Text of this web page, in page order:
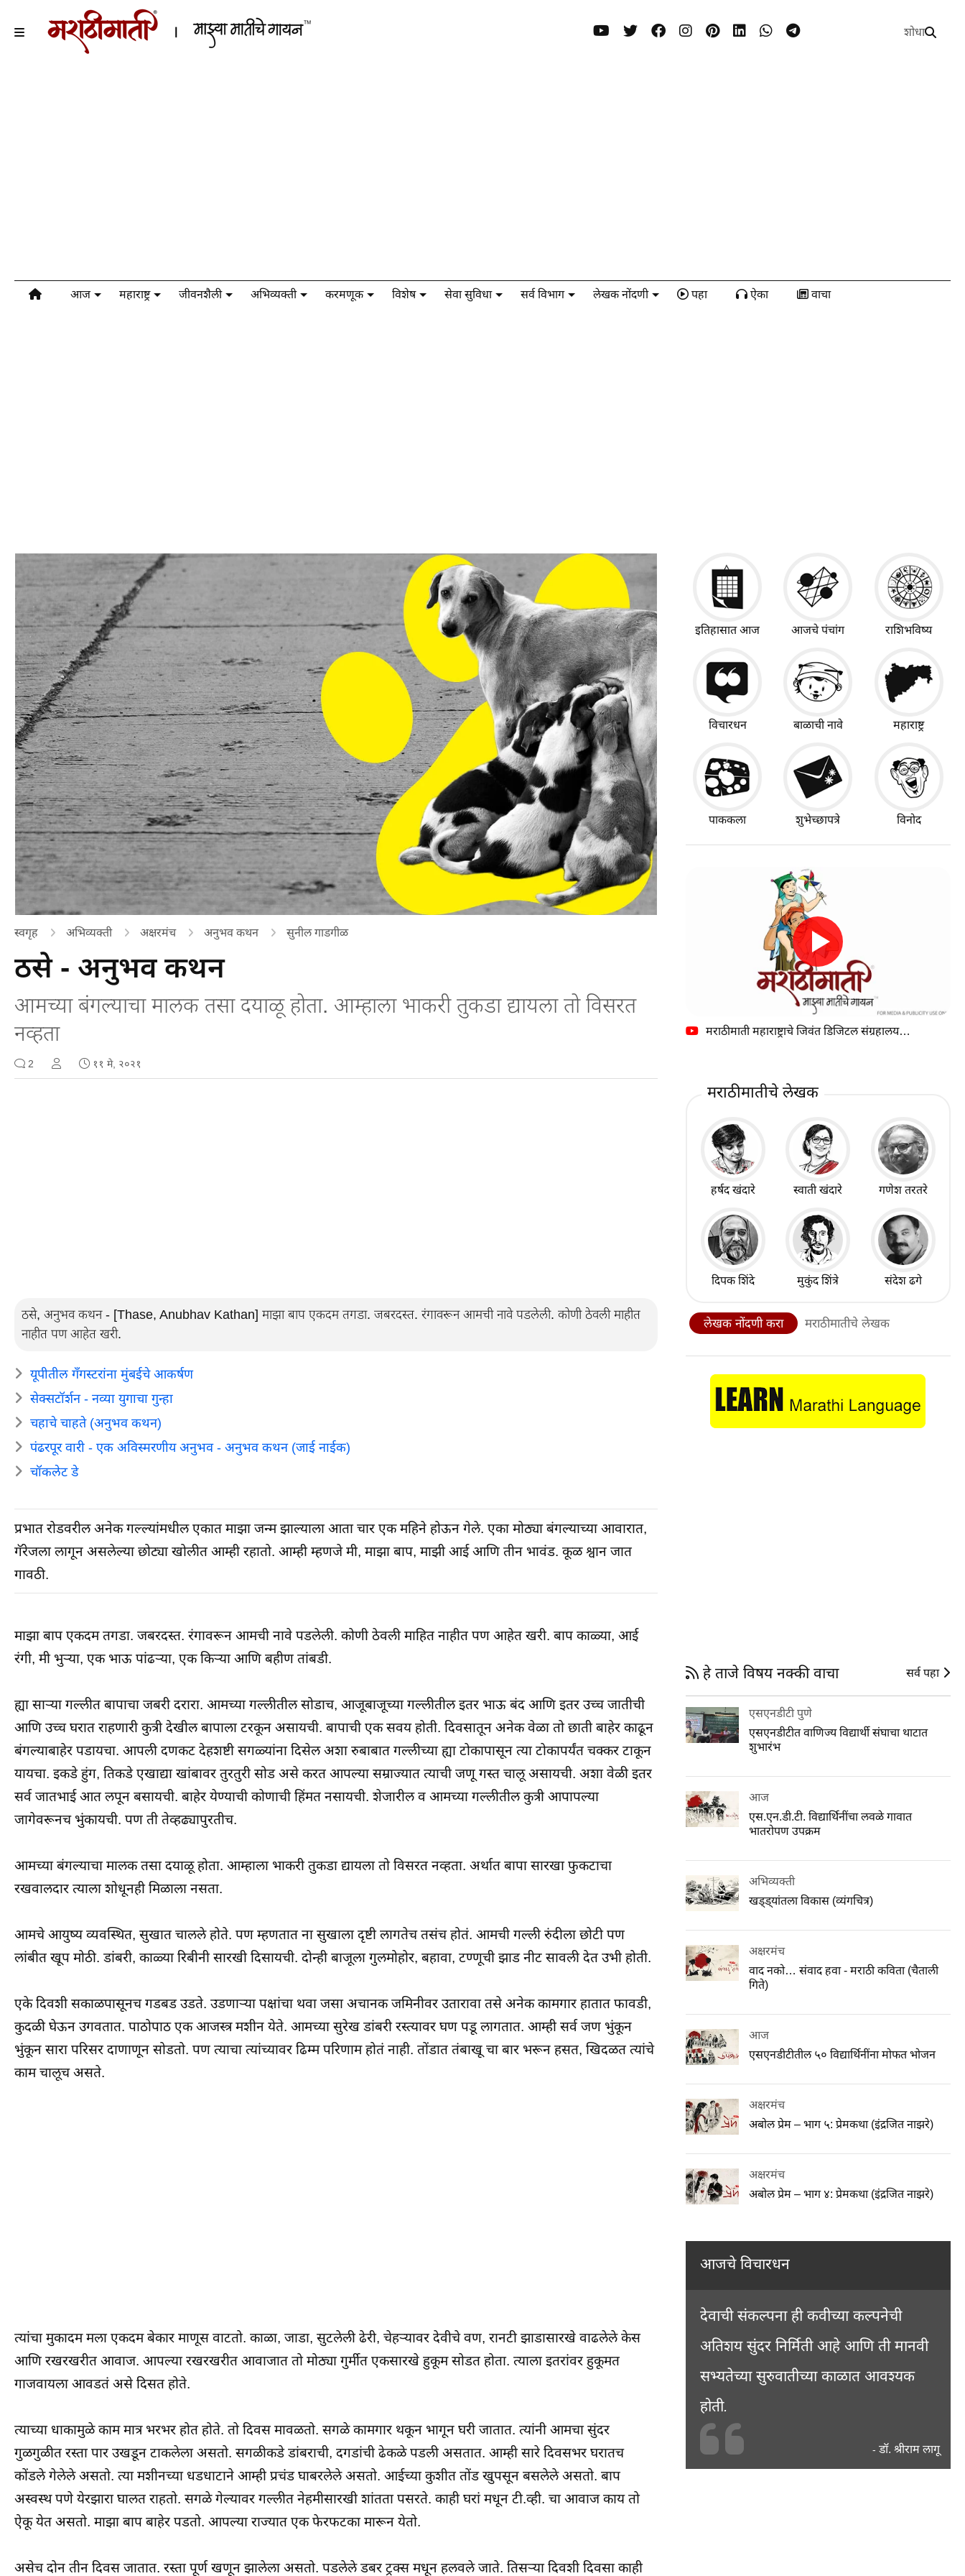
शोधा
आज महाराष्ट्र जीवनशैली अभिव्यक्ती करमणूक विशेष सेवा सुविधा सर्व विभाग लेखक नोंदणी पहा ऐका वाचा
स्वगृह अभिव्यक्ती अक्षरमंच अनुभव कथन सुनील गाडगीळ
ठसे - अनुभव कथन
आमच्या बंगल्याचा मालक तसा दयाळू होता. आम्हाला भाकरी तुकडा द्यायला तो विसरत
नव्हता
2 ११ मे, २०२१
ठसे, अनुभव कथन - [Thase, Anubhav Kathan] माझा बाप एकदम तगडा. जबरदस्त. रंगावरून आमची नावे पडलेली. कोणी ठेवली माहीत
नाहीत पण आहेत खरी.
यूपीतील गँगस्टरांना मुंबईचे आकर्षण
सेक्सटॉर्शन - नव्या युगाचा गुन्हा
चहाचे चाहते (अनुभव कथन)
पंढरपूर वारी - एक अविस्मरणीय अनुभव - अनुभव कथन (जाई नाईक)
चॉकलेट डे
प्रभात रोडवरील अनेक गल्ल्यांमधील एकात माझा जन्म झाल्याला आता चार एक महिने होऊन गेले. एका मोठ्या बंगल्याच्या आवारात,
गॅरेजला लागून असलेल्या छोट्या खोलीत आम्ही रहातो. आम्ही म्हणजे मी, माझा बाप, माझी आई आणि तीन भावंड. कूळ श्वान जात
गावठी.
माझा बाप एकदम तगडा. जबरदस्त. रंगावरून आमची नावे पडलेली. कोणी ठेवली माहित नाहीत पण आहेत खरी. बाप काळ्या, आई
रंगी, मी भुऱ्या, एक भाऊ पांढऱ्या, एक किऱ्या आणि बहीण तांबडी.
ह्या साऱ्या गल्लीत बापाचा जबरी दरारा. आमच्या गल्लीतील सोडाच, आजूबाजूच्या गल्लीतील इतर भाऊ बंद आणि इतर उच्च जातीची
आणि उच्च घरात राहणारी कुत्री देखील बापाला टरकून असायची. बापाची एक सवय होती. दिवसातून अनेक वेळा तो छाती बाहेर काढून
बंगल्याबाहेर पडायचा. आपली दणकट देहशष्टी सगळ्यांना दिसेल अशा रुबाबात गल्लीच्या ह्या टोकापासून त्या टोकापर्यंत चक्कर टाकून
यायचा. इकडे हुंग, तिकडे एखाद्या खांबावर तुरतुरी सोड असे करत आपल्या सम्राज्यात त्याची जणू गस्त चालू असायची. अशा वेळी इतर
सर्व जातभाई आत लपून बसायची. बाहेर येण्याची कोणाची हिंमत नसायची. शेजारील व आमच्या गल्लीतील कुत्री आपापल्या
जागेवरूनच भुंकायची. पण ती तेव्हढ्यापुरतीच.
आमच्या बंगल्याचा मालक तसा दयाळू होता. आम्हाला भाकरी तुकडा द्यायला तो विसरत नव्हता. अर्थात बापा सारखा फुकटाचा
रखवालदार त्याला शोधूनही मिळाला नसता.
आमचे आयुष्य व्यवस्थित, सुखात चालले होते. पण म्हणतात ना सुखाला दृष्टी लागतेच तसंच होतं. आमची गल्ली रुंदीला छोटी पण
लांबीत खूप मोठी. डांबरी, काळ्या रिबीनी सारखी दिसायची. दोन्ही बाजूला गुलमोहोर, बहावा, टण्णूची झाड नीट सावली देत उभी होती.
एके दिवशी सकाळपासूनच गडबड उडते. उडणाऱ्या पक्षांचा थवा जसा अचानक जमिनीवर उतारावा तसे अनेक कामगार हातात फावडी,
कुदळी घेऊन उगवतात. पाठोपाठ एक आजस्त्र मशीन येते. आमच्या सुरेख डांबरी रस्त्यावर घण पडू लागतात. आम्ही सर्व जण भुंकून
भुंकून सारा परिसर दाणाणून सोडतो. पण त्याचा त्यांच्यावर ढिम्म परिणाम होतं नाही. तोंडात तंबाखू चा बार भरून हसत, खिदळत त्यांचे
काम चालूच असते.
त्यांचा मुकादम मला एकदम बेकार माणूस वाटतो. काळा, जाडा, सुटलेली ढेरी, चेहऱ्यावर देवीचे वण, रानटी झाडासारखे वाढलेले केस
आणि रखरखरीत आवाज. आपल्या रखरखरीत आवाजात तो मोठ्या गुर्मीत एकसारखे हुकूम सोडत होता. त्याला इतरांवर हुकूमत
गाजवायला आवडतं असे दिसत होते.
त्याच्या धाकामुळे काम मात्र भरभर होत होते. तो दिवस मावळतो. सगळे कामगार थकून भागून घरी जातात. त्यांनी आमचा सुंदर
गुळगुळीत रस्ता पार उखडून टाकलेला असतो. सगळीकडे डांबराची, दगडांची ढेकळे पडली असतात. आम्ही सारे दिवसभर घरातच
कोंडले गेलेले असतो. त्या मशीनच्या धडधाटाने आम्ही प्रचंड घाबरलेले असतो. आईच्या कुशीत तोंड खुपसून बसलेले असतो. बाप
अस्वस्थ पणे येरझारा घालत राहतो. सगळे गेल्यावर गल्लीत नेहमीसारखी शांतता पसरते. काही घरां मधून टी.व्ही. चा आवाज काय तो
ऐकू येत असतो. माझा बाप बाहेर पडतो. आपल्या राज्यात एक फेरफटका मारून येतो.
असेच दोन तीन दिवस जातात. रस्ता पूर्ण खणून झालेला असतो. पडलेले डबर ट्रक्स मधून हलवले जाते. तिसऱ्या दिवशी दिवसा काही
इतिहासात आज आजचे पंचांग राशिभविष्य
विचारधन बाळाची नावे महाराष्ट्र
पाककला शुभेच्छापत्रे विनोद
मराठीमाती महाराष्ट्राचे जिवंत डिजिटल संग्रहालय…
मराठीमातीचे लेखक
हर्षद खंदारे स्वाती खंदारे गणेश तरतरे
दिपक शिंदे मुकुंद शिंत्रे संदेश ढगे
लेखक नोंदणी करा मराठीमातीचे लेखक
हे ताजे विषय नक्की वाचा सर्व पहा
एसएनडीटी पुणे
एसएनडीटीत वाणिज्य विद्यार्थी संघाचा थाटात
शुभारंभ
आज
एस.एन.डी.टी. विद्यार्थिनींचा लवळे गावात
भातरोपण उपक्रम
अभिव्यक्ती
खड्ड्यांतला विकास (व्यंगचित्र)
अक्षरमंच
वाद नको… संवाद हवा - मराठी कविता (चैताली
गिते)
आज
एसएनडीटीतील ५० विद्यार्थिनींना मोफत भोजन
अक्षरमंच
अबोल प्रेम – भाग ५: प्रेमकथा (इंद्रजित नाझरे)
अक्षरमंच
अबोल प्रेम – भाग ४: प्रेमकथा (इंद्रजित नाझरे)
आजचे विचारधन
देवाची संकल्पना ही कवीच्या कल्पनेची
अतिशय सुंदर निर्मिती आहे आणि ती मानवी
सभ्यतेच्या सुरुवातीच्या काळात आवश्यक
होती.
- डॉ. श्रीराम लागू